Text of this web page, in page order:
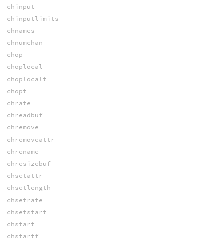
chinput
chinputlimits
chnames
chnumchan
chop
choplocal
choplocalt
chopt
chrate
chreadbuf
chremove
chremoveattr
chrename
chresizebuf
chsetattr
chsetlength
chsetrate
chsetstart
chstart
chstartf